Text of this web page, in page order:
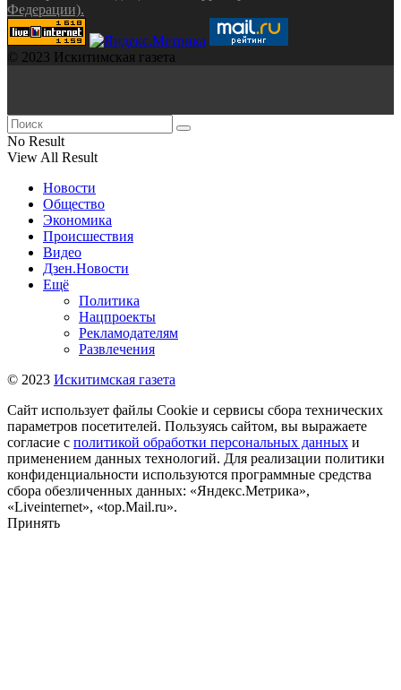
Федерации).
© 2023 Искитимская газета
No Result
View All Result
Новости
Общество
Экономика
Происшествия
Видео
Дзен.Новости
Ещё
Политика
Нацпроекты
Рекламодателям
Развлечения
© 2023 Искитимская газета
Сайт использует файлы Cookie и сервисы сбора технических
параметров посетителей. Пользуясь сайтом, вы выражаете
согласие с политикой обработки персональных данных и
применением данных технологий. Для реализации политики
конфиденциальности используются программные средства
сбора обезличенных данных: «Яндекс.Метрика»,
«Liveinternet», «top.Mail.ru».
Принять